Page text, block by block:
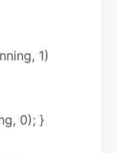
1)
0); }